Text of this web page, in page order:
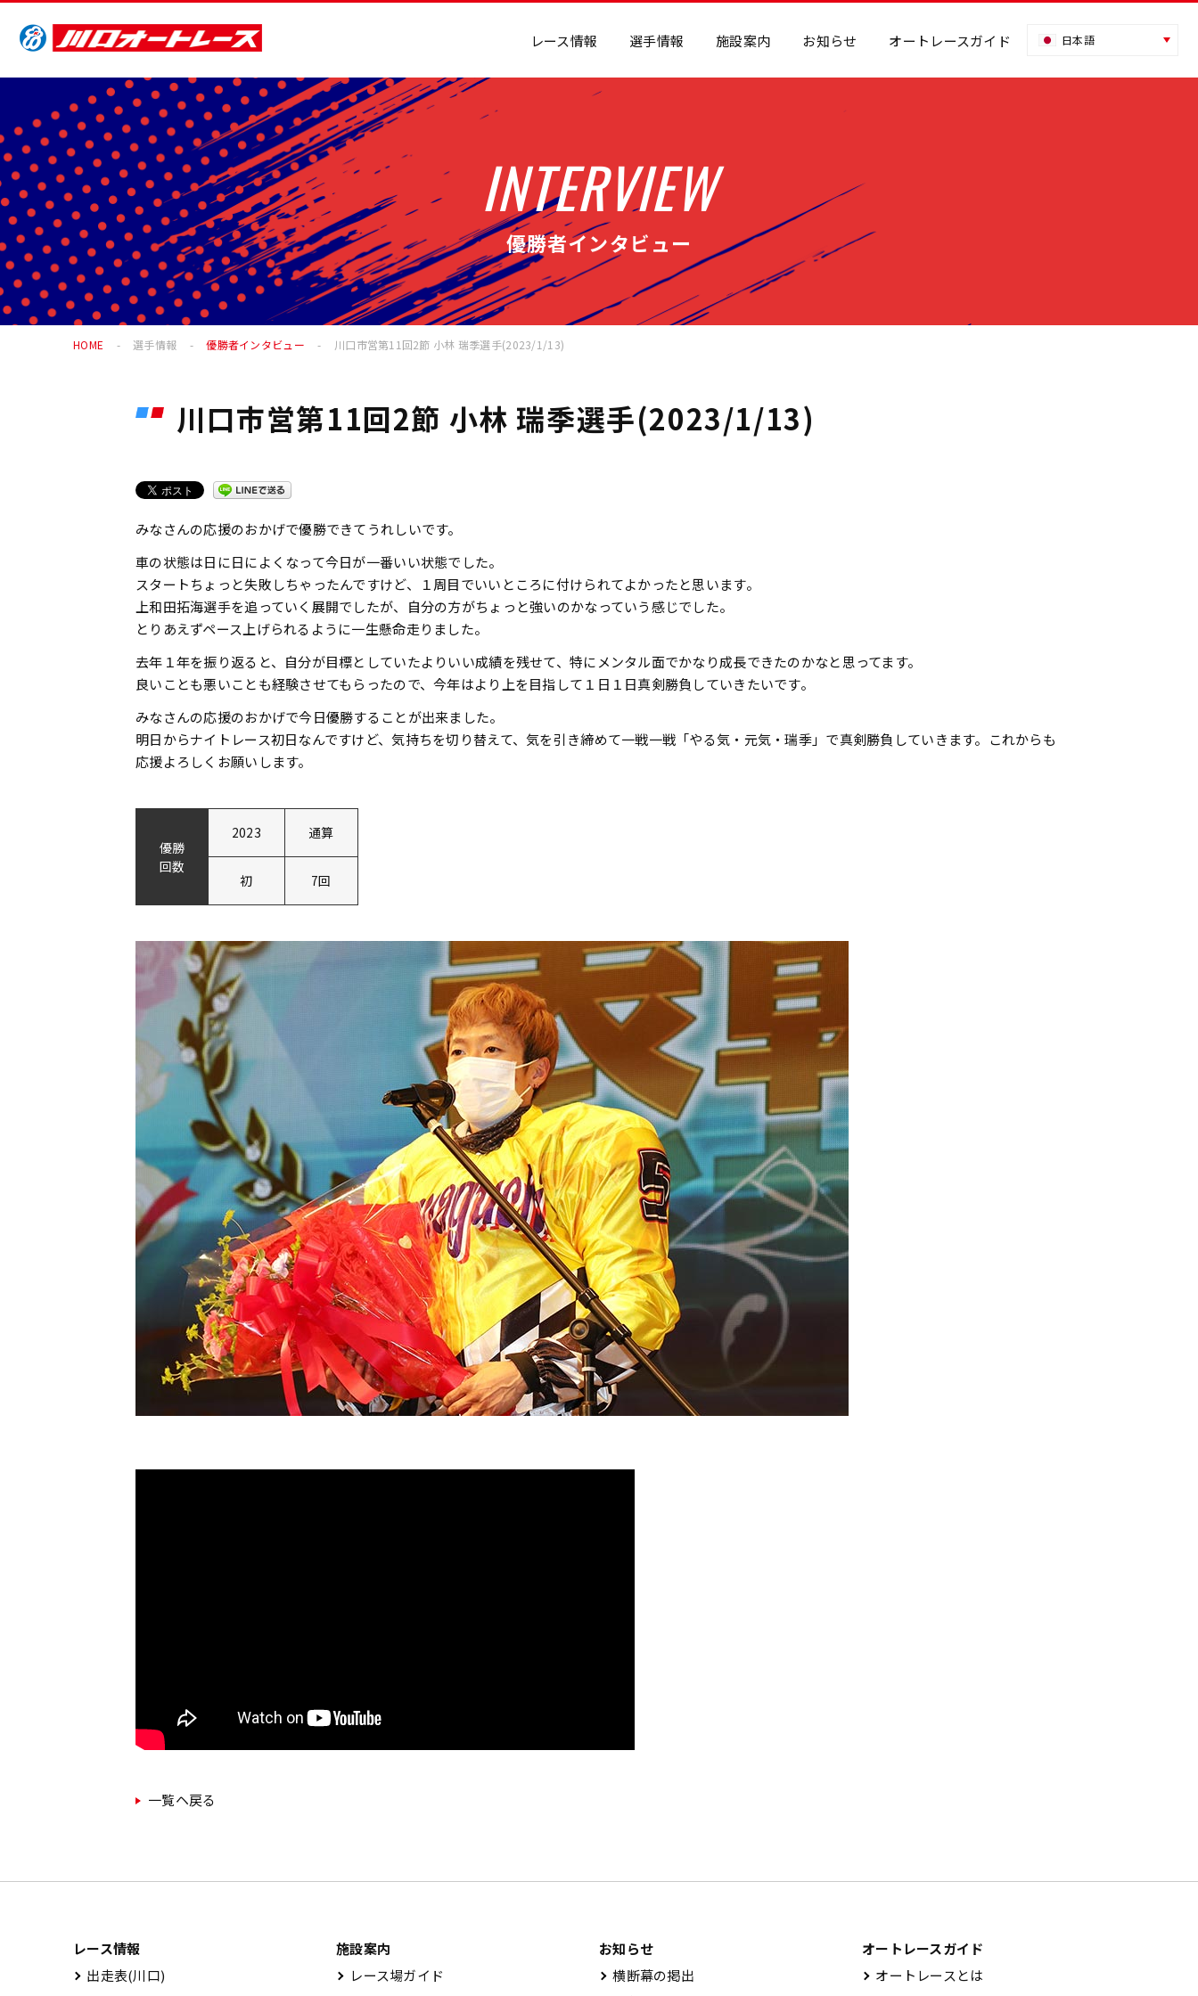
レース情報 選手情報 施設案内 お知らせ オートレースガイド 日本語
INTERVIEW
優勝者インタビュー
HOME 選手情報 優勝者インタビュー 川口市営第11回2節 小林 瑞季選手(2023/1/13)
川口市営第11回2節 小林 瑞季選手(2023/1/13)
みなさんの応援のおかげで優勝できてうれしいです。
車の状態は日に日によくなって今日が一番いい状態でした。
スタートちょっと失敗しちゃったんですけど、１周目でいいところに付けられてよかったと思います。
上和田拓海選手を追っていく展開でしたが、自分の方がちょっと強いのかなっていう感じでした。
とりあえずペース上げられるように一生懸命走りました。
去年１年を振り返ると、自分が目標としていたよりいい成績を残せて、特にメンタル面でかなり成長できたのかなと思ってます。
良いことも悪いことも経験させてもらったので、今年はより上を目指して１日１日真剣勝負していきたいです。
みなさんの応援のおかげで今日優勝することが出来ました。
明日からナイトレース初日なんですけど、気持ちを切り替えて、気を引き締めて一戦一戦「やる気・元気・瑞季」で真剣勝負していきます。これからも
応援よろしくお願いします。
優勝
回数
2023 通算
初 7回
一覧ヘ戻る
レース情報
出⾛表(川⼝)
施設案内
レース場ガイド
お知らせ
横断幕の掲出
オートレースガイド
オートレースとは